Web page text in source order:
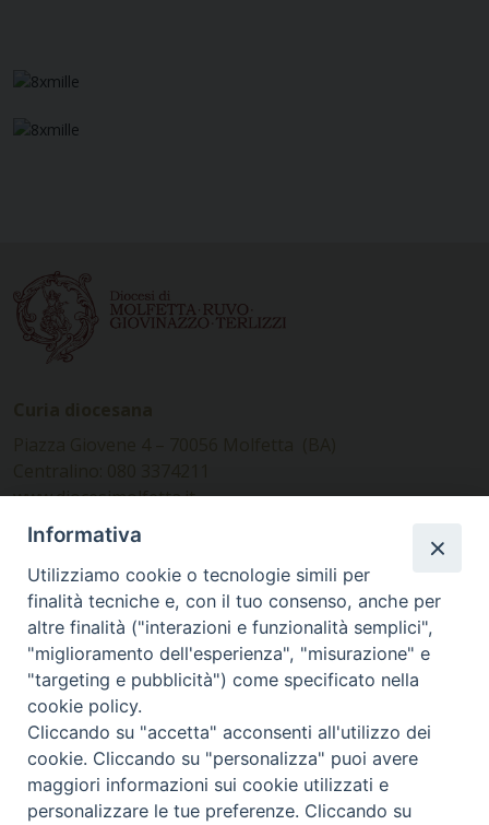
www.diocesimolfetta.it –
diocesimolfetta@pec.chiesacattolica.it
Ufficio Comunicazioni sociali
Piazza Giovene 4 – 70056 Molfetta (BA)
comunicazionisociali@diocesimolfetta.it
SEGUICI SU
Facebook
Instagram
X YouTube
Feed
Informativa
Utilizziamo cookie o tecnologie simili per
finalità tecniche e, con il tuo consenso, anche per
altre finalità ("interazioni e funzionalità semplici",
"miglioramento dell'esperienza", "misurazione" e
"targeting e pubblicità") come specificato nella
cookie policy.
Cliccando su "accetta" acconsenti all'utilizzo dei
cookie. Cliccando su "personalizza" puoi avere
maggiori informazioni sui cookie utilizzati e
personalizzare le tue preferenze. Cliccando su